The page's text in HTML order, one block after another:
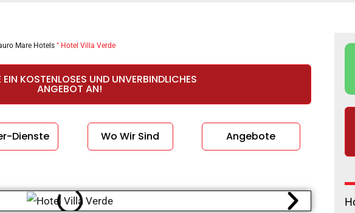
Mare Hotels " Hotel Villa Verde
EIN KOSTENLOSES UND UNVERBINDLICHES
ANGEBOT AN!
Dienste Wo Wir Sind Angebote